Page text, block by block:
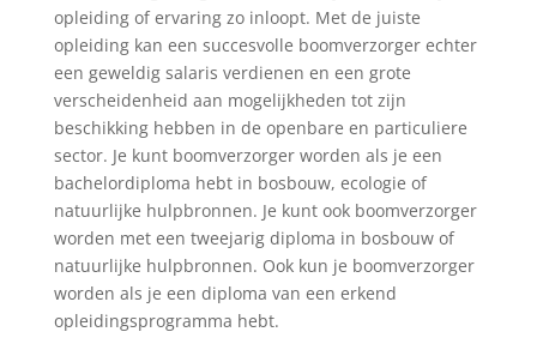
opleiding of ervaring zo inloopt. Met de juiste
opleiding kan een succesvolle boomverzorger echter
een geweldig salaris verdienen en een grote
verscheidenheid aan mogelijkheden tot zijn
beschikking hebben in de openbare en particuliere
sector. Je kunt boomverzorger worden als je een
bachelordiploma hebt in bosbouw, ecologie of
natuurlijke hulpbronnen. Je kunt ook boomverzorger
worden met een tweejarig diploma in bosbouw of
natuurlijke hulpbronnen. Ook kun je boomverzorger
worden als je een diploma van een erkend
opleidingsprogramma hebt.